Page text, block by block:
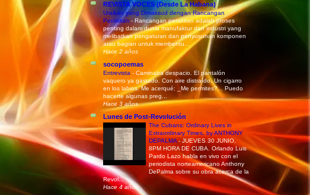
REVISTA VOCES (Desde La Habana)
Uraikan yang Dimaksud dengan Rancangan
Perakitan - Rancangan perakitan adalah proses
penting dalam dunia manufaktur dan industri yang
melibatkan pengaturan dan penyusunan komponen
atau bagian untuk membentu...
Hace 2 años
socopoemas
Entrevista - Caminaba despacio. El pantalón
vaquero ya gastado. Con aire distraído. Un cigarro
en los labios. Me acerqué: _Me permites?... Puedo
hacerte algunas preg...
Hace 3 años
Lunes de Post-Revolución
The Cubans: Ordinary Lives in
Extraordinary Times, by ANTHONY
DEPALMA- JUEVES 30 JUNIO,
8PM HORA DE CUBA. Orlando Luis
Pardo Lazo habla en vivo con el
periodista norteamericano Anthony
DePalma sobre su obra acerca de la
Revol...
Hace 4 años